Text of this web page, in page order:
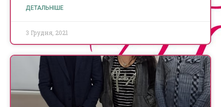
ДЕТАЛЬНІШЕ
3 Грудня, 2021